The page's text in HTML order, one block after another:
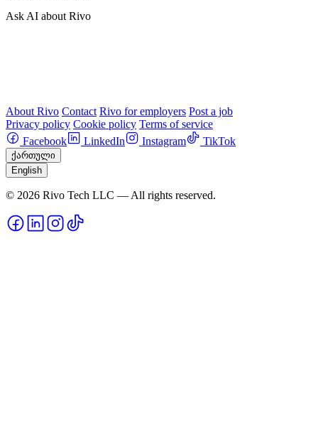
Ask AI about Rivo
About Rivo Contact Rivo for employers Post a job
Privacy policy Cookie policy Terms of service
Facebook
LinkedIn Instagram TikTok
ქართული
English
© 2026 Rivo Tech LLC — All rights reserved.